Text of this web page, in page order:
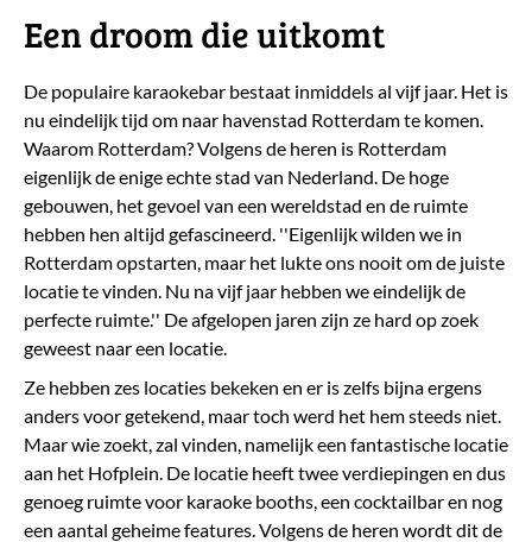
Een droom die uitkomt
De populaire karaokebar bestaat inmiddels al vijf jaar. Het is
nu eindelijk tijd om naar havenstad Rotterdam te komen.
Waarom Rotterdam? Volgens de heren is Rotterdam
eigenlijk de enige echte stad van Nederland. De hoge
gebouwen, het gevoel van een wereldstad en de ruimte
hebben hen altijd gefascineerd. ''Eigenlijk wilden we in
Rotterdam opstarten, maar het lukte ons nooit om de juiste
locatie te vinden. Nu na vijf jaar hebben we eindelijk de
perfecte ruimte.'' De afgelopen jaren zijn ze hard op zoek
geweest naar een locatie.
Ze hebben zes locaties bekeken en er is zelfs bijna ergens
anders voor getekend, maar toch werd het hem steeds niet.
Maar wie zoekt, zal vinden, namelijk een fantastische locatie
aan het Hofplein. De locatie heeft twee verdiepingen en dus
genoeg ruimte voor karaoke booths, een cocktailbar en nog
een aantal geheime features. Volgens de heren wordt dit de